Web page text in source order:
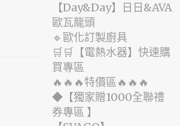
️【Day&Day】️日日&AVA
歐瓦龍頭
🔹歐化訂製廚具
🛒🛒【電熱水器】快速購
買專區
🔥🔥🔥特價區🔥🔥🔥
◆【獨家贈1000全聯禮
券專區 】